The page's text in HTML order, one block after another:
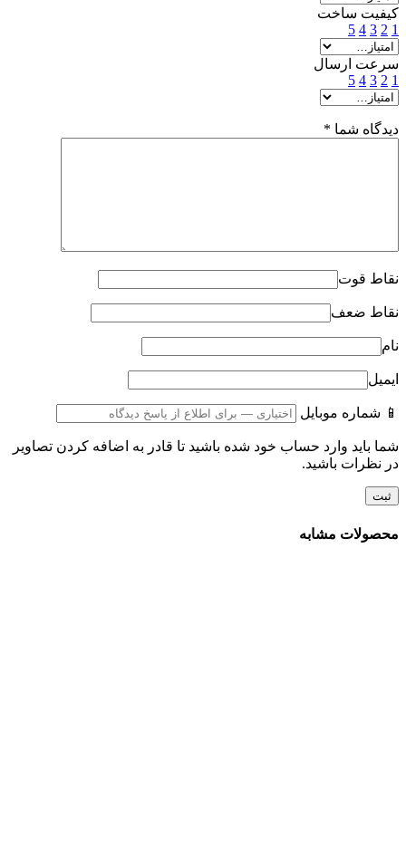
کیفیت ساخت
1
2
3
4
5
سرعت ارسال
1
2
3
4
5
دیدگاه شما *
نقاط قوت
نقاط ضعف
نام
ایمیل
📱 شماره موبایل
شما باید وارد حساب خود شده باشید تا قادر به اضافه کردن تصاویر
در نظرات باشید.
محصولات مشابه